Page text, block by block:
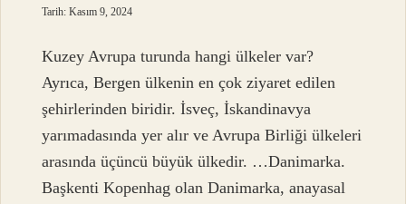
Tarih: Kasım 9, 2024
Kuzey Avrupa turunda hangi ülkeler var?
Ayrıca, Bergen ülkenin en çok ziyaret edilen
şehirlerinden biridir. İsveç, İskandinavya
yarımadasında yer alır ve Avrupa Birliği ülkeleri
arasında üçüncü büyük ülkedir. …Danimarka.
Başkenti Kopenhag olan Danimarka, anayasal